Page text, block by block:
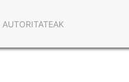
AUTORITATEAK